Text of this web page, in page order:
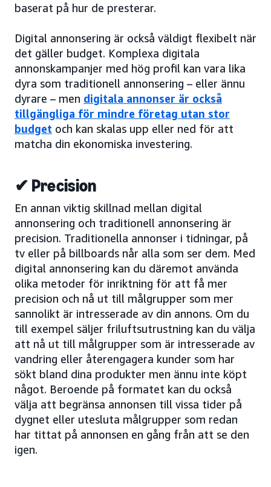
baserat på hur de presterar.
Digital annonsering är också väldigt flexibelt när
det gäller budget. Komplexa digitala
annonskampanjer med hög profil kan vara lika
dyra som traditionell annonsering – eller ännu
dyrare – men digitala annonser är också
tillgängliga för mindre företag utan stor
budget och kan skalas upp eller ned för att
matcha din ekonomiska investering.
✔ Precision
En annan viktig skillnad mellan digital
annonsering och traditionell annonsering är
precision. Traditionella annonser i tidningar, på
tv eller på billboards når alla som ser dem. Med
digital annonsering kan du däremot använda
olika metoder för inriktning för att få mer
precision och nå ut till målgrupper som mer
sannolikt är intresserade av din annons. Om du
till exempel säljer friluftsutrustning kan du välja
att nå ut till målgrupper som är intresserade av
vandring eller återengagera kunder som har
sökt bland dina produkter men ännu inte köpt
något. Beroende på formatet kan du också
välja att begränsa annonsen till vissa tider på
dygnet eller utesluta målgrupper som redan
har tittat på annonsen en gång från att se den
igen.